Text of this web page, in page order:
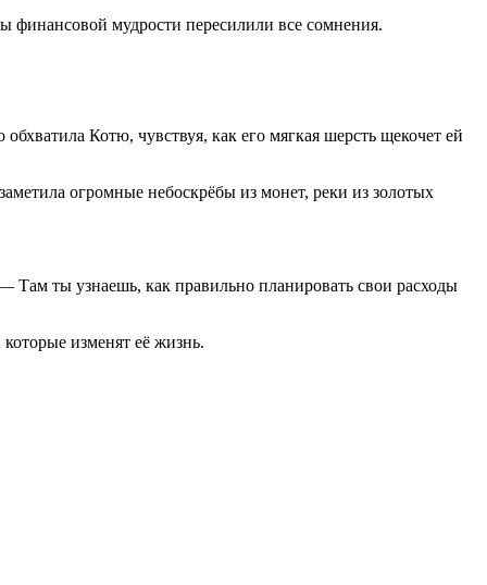
финансовой мудрости пересилили все сомнения.
Котю, чувствуя, как его мягкая шерсть щекочет ей
огромные небоскрёбы из монет, реки из золотых
ты узнаешь, как правильно планировать свои расходы
изменят её жизнь.